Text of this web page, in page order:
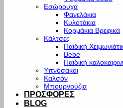
Εσώρουχα
Φανελάκια
Κυλοτάκια
Κορμάκια Βρεφικά
Κάλτσες
Παιδική
Bebe
Παιδική
Υπνόσακοι
Καλσόν
Μπουρνούζια
ΠΡΟΣΦΟΡΕΣ
BLOG